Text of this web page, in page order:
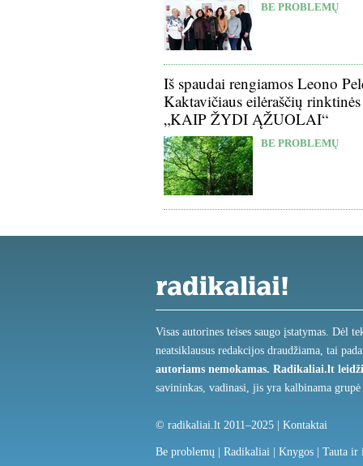
BE PROBLEMŲ
Iš spaudai rengiamos Leono
Kaktavičiaus eilėraščių rinktinės
„KAIP ŽYDI ĄŽUOLAI“
BE PROBLEMŲ
Visas autorines teises saugo įstatymas. Dėl
neatsiklausus redakcijos draudžiama, tai
autoriams nemokamas. Radikaliai.lt
savininkas, vadinasi, jis yra kalbinama
© radikaliai.lt 2011–2025 | Kontaktai
Be problemų Radikaliai Knygos Tauta ir